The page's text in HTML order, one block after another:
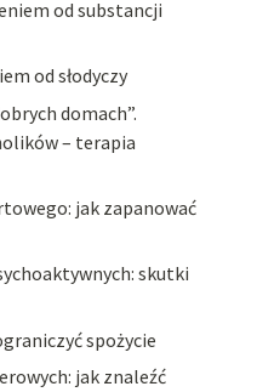
od substancji
od słodyczy
domach”.
– terapia
jak zapanować
skutki
spożycie
jak znaleźć